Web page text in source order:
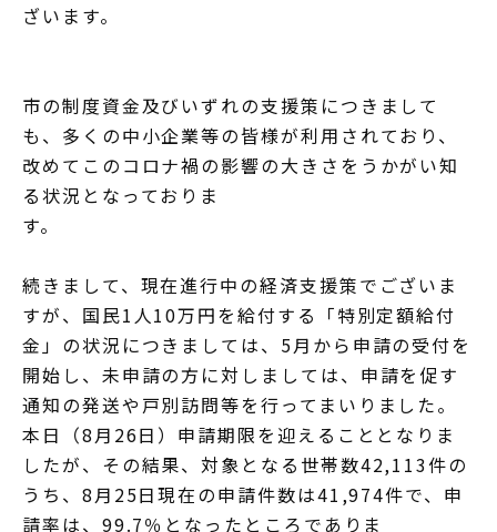
ざいます。
市の制度資金及びいずれの支援策につきまして
も、多くの中小企業等の皆様が利用されており、
改めてこのコロナ禍の影響の大きさをうかがい知
る状況となっておりま
す。
続きまして、現在進行中の経済支援策でございま
すが、国民1人10万円を給付する「特別定額給付
金」の状況につきましては、5月から申請の受付を
開始し、未申請の方に対しましては、申請を促す
通知の発送や戸別訪問等を行ってまいりました。
本日（8月26日）申請期限を迎えることとなりま
したが、その結果、対象となる世帯数42,113件の
うち、8月25日現在の申請件数は41,974件で、申
請率は、99.7％となったところでありま